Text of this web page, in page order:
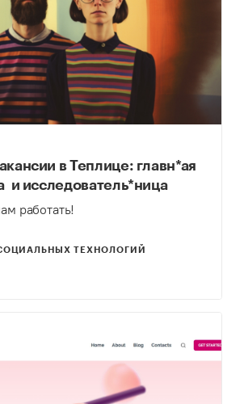
в Теплице: главн*ая
и исследователь*ница
работать!
ТЕХНОЛОГИЙ